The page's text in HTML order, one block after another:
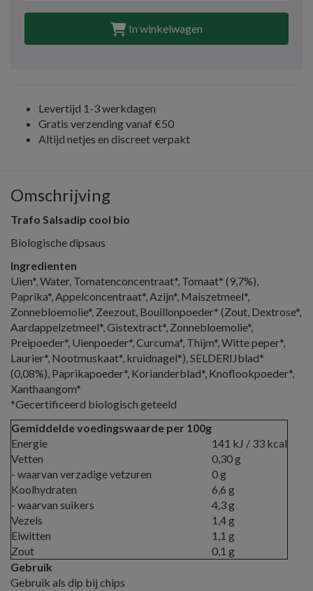
In winkelwagen
Levertijd 1-3 werkdagen
Gratis verzending vanaf €50
Altijd netjes en discreet verpakt
Omschrijving
Trafo Salsadip cool bio
Biologische dipsaus
Ingredienten
Uien*, Water, Tomatenconcentraat*, Tomaat* (9,7%),
Paprika*, Appelconcentraat*, Azijn*, Maiszetmeel*,
Zonnebloemolie*, Zeezout, Bouillonpoeder* (Zout, Dextrose*,
Aardappelzetmeel*, Gistextract*, Zonnebloemolie*,
Preipoeder*, Uienpoeder*, Curcuma*, Thijm*, Witte peper*,
Laurier*, Nootmuskaat*, kruidnagel*), SELDERIJblad*
(0,08%), Paprikapoeder*, Korianderblad*, Knoflookpoeder*,
Xanthaangom*
*Gecertificeerd biologisch geteeld
Gemiddelde voedingswaarde per 100g
Energie
141 kJ / 33 kcal
Vetten
0,30 g
- waarvan verzadige vetzuren
0 g
Koolhydraten
6,6 g
- waarvan suikers
4,3 g
Vezels
1,4 g
Eiwitten
1,1 g
Zout
0,1 g
Gebruik
Gebruik als dip bij chips